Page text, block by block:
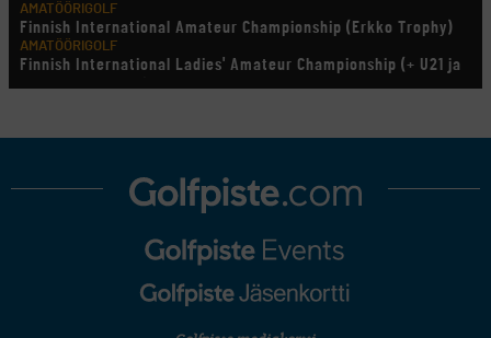
AMATÖÖRIGOLF
Finnish International Amateur Championship (Erkko Trophy)
AMATÖÖRIGOLF
Finnish International Ladies' Amateur Championship (+ U21 ja
U18/FJT/Aulanko)
LEGENDS TOUR
U.S. Women's Amateur Championship
English Boys' (U14) Open Amateur Stroke Play Championship
Eeli Krankka, Lionel Mutikainen
Kivitippu Classic Invitational 2026